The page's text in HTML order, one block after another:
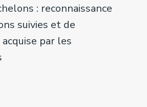
: reconnaissance
suivies et de
acquise par les